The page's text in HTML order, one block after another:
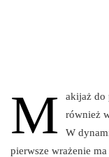
M
akijaż do
również
W
pierwsze wrażenie